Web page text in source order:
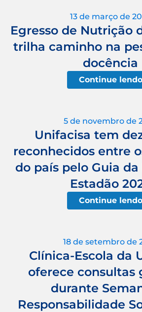
13 de março de
Egresso de Nutrição
trilha caminho na
docência
Continue lendo
5 de novembro de
Unifacisa tem
reconhecidos entre
do país pelo Guia
Estadão
Continue lendo
18 de setembro de
Clínica-Escola da
oferece consultas
durante
Responsabilidade